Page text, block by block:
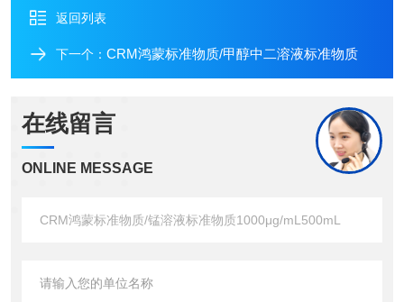
返回列表
下一个： CRM鸿蒙标准物质/甲醇中二溶液标准物质
在线留言
ONLINE MESSAGE